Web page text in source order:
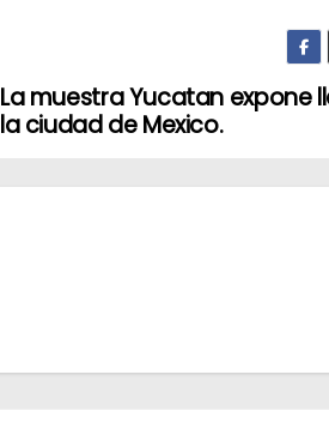
La muestra Yucatan expone
la ciudad de Mexico.